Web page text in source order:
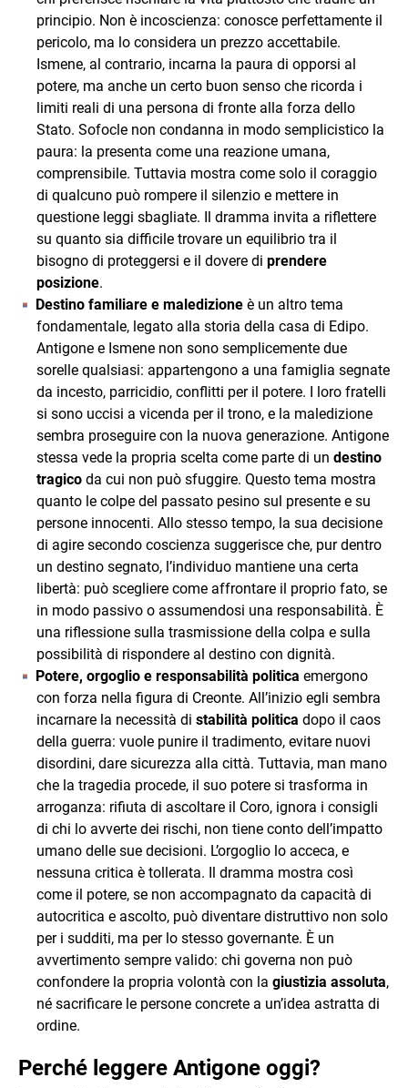
principio. Non è incoscienza: conosce perfettamente il
pericolo, ma lo considera un prezzo accettabile.
Ismene, al contrario, incarna la paura di opporsi al
potere, ma anche un certo buon senso che ricorda i
limiti reali di una persona di fronte alla forza dello
Stato. Sofocle non condanna in modo semplicistico la
paura: la presenta come una reazione umana,
comprensibile. Tuttavia mostra come solo il coraggio
di qualcuno può rompere il silenzio e mettere in
questione leggi sbagliate. Il dramma invita a riflettere
su quanto sia difficile trovare un equilibrio tra il
bisogno di proteggersi e il dovere di prendere
posizione.
Destino familiare e maledizione è un altro tema
fondamentale, legato alla storia della casa di Edipo.
Antigone e Ismene non sono semplicemente due
sorelle qualsiasi: appartengono a una famiglia segnate
da incesto, parricidio, conflitti per il potere. I loro fratelli
si sono uccisi a vicenda per il trono, e la maledizione
sembra proseguire con la nuova generazione. Antigone
stessa vede la propria scelta come parte di un destino
tragico da cui non può sfuggire. Questo tema mostra
quanto le colpe del passato pesino sul presente e su
persone innocenti. Allo stesso tempo, la sua decisione
di agire secondo coscienza suggerisce che, pur dentro
un destino segnato, l’individuo mantiene una certa
libertà: può scegliere come affrontare il proprio fato, se
in modo passivo o assumendosi una responsabilità. È
una riflessione sulla trasmissione della colpa e sulla
possibilità di rispondere al destino con dignità.
Potere, orgoglio e responsabilità politica emergono
con forza nella figura di Creonte. All’inizio egli sembra
incarnare la necessità di stabilità politica dopo il caos
della guerra: vuole punire il tradimento, evitare nuovi
disordini, dare sicurezza alla città. Tuttavia, man mano
che la tragedia procede, il suo potere si trasforma in
arroganza: rifiuta di ascoltare il Coro, ignora i consigli
di chi lo avverte dei rischi, non tiene conto dell’impatto
umano delle sue decisioni. L’orgoglio lo acceca, e
nessuna critica è tollerata. Il dramma mostra così
come il potere, se non accompagnato da capacità di
autocritica e ascolto, può diventare distruttivo non solo
per i sudditi, ma per lo stesso governante. È un
avvertimento sempre valido: chi governa non può
confondere la propria volontà con la giustizia assoluta,
né sacrificare le persone concrete a un’idea astratta di
ordine.
Perché leggere Antigone oggi?